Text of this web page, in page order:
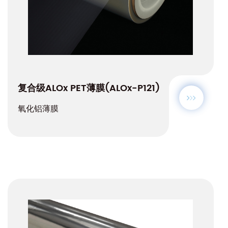
复合级ALOx PET薄膜(ALOx-P121)
氧化铝薄膜